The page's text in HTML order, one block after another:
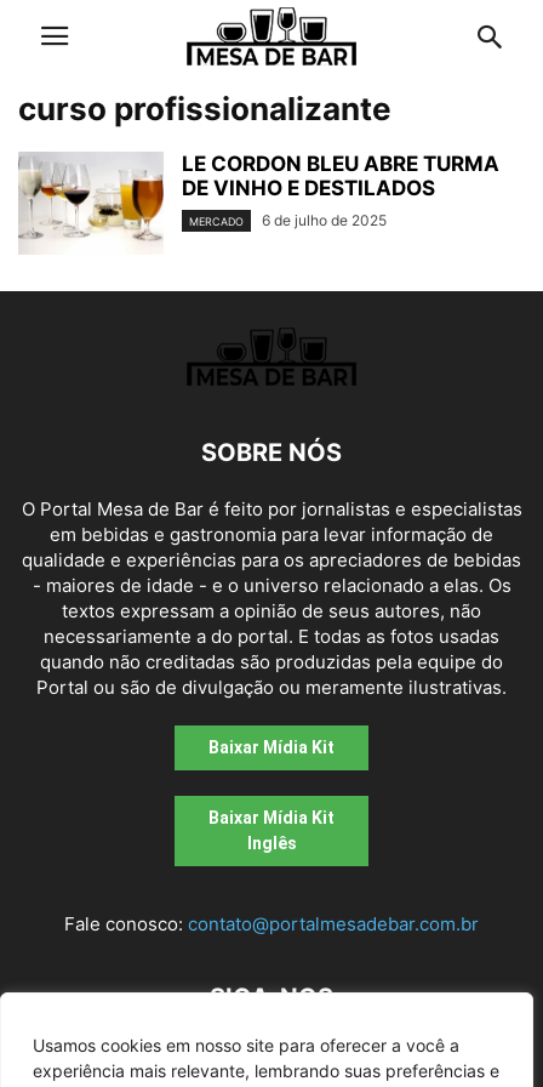
Usamos cookies em nosso site para oferecer a você a
experiência mais relevante, lembrando suas preferências e
curso profissionalizante
LE CORDON BLEU ABRE TURMA
DE VINHO E DESTILADOS
MERCADO 6 de julho de 2025
SOBRE NÓS
O Portal Mesa de Bar é feito por jornalistas e especialistas
em bebidas e gastronomia para levar informação de
qualidade e experiências para os apreciadores de bebidas
- maiores de idade - e o universo relacionado a elas. Os
textos expressam a opinião de seus autores, não
necessariamente a do portal. E todas as fotos usadas
quando não creditadas são produzidas pela equipe do
Portal ou são de divulgação ou meramente ilustrativas.
Baixar Mídia Kit
Baixar Mídia Kit
Inglês
Fale conosco: contato@portalmesadebar.com.br
SIGA-NOS